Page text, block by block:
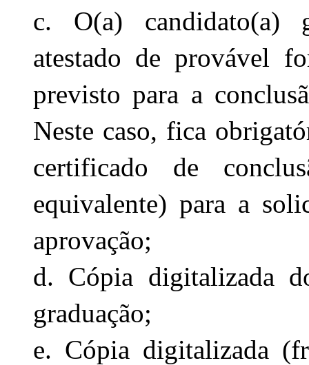
c. O(a) candidato(a)
atestado de provável
previsto para a
Neste caso, fica
certificado de
equivalente) para a
aprovação;
d. Cópia digitalizada
graduação;
e. Cópia digitalizada